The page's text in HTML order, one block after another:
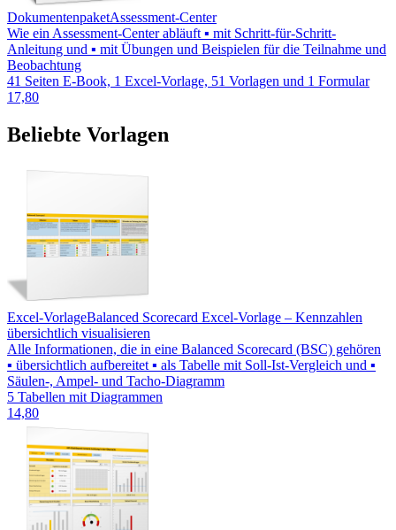
DokumentenpaketAssessment-Center
Wie ein Assessment-Center abläuft ▪ mit Schritt-für-Schritt-
Anleitung und ▪ mit Übungen und Beispielen für die Teilnahme und
Beobachtung
41 Seiten E-Book, 1 Excel-Vorlage, 51 Vorlagen und 1 Formular
17,80
Beliebte Vorlagen
Excel-VorlageBalanced Scorecard Excel-Vorlage – Kennzahlen
übersichtlich visualisieren
Alle Informationen, die in eine Balanced Scorecard (BSC) gehören
▪ übersichtlich aufbereitet ▪ als Tabelle mit Soll-Ist-Vergleich und ▪
Säulen-, Ampel- und Tacho-Diagramm
5 Tabellen mit Diagrammen
14,80